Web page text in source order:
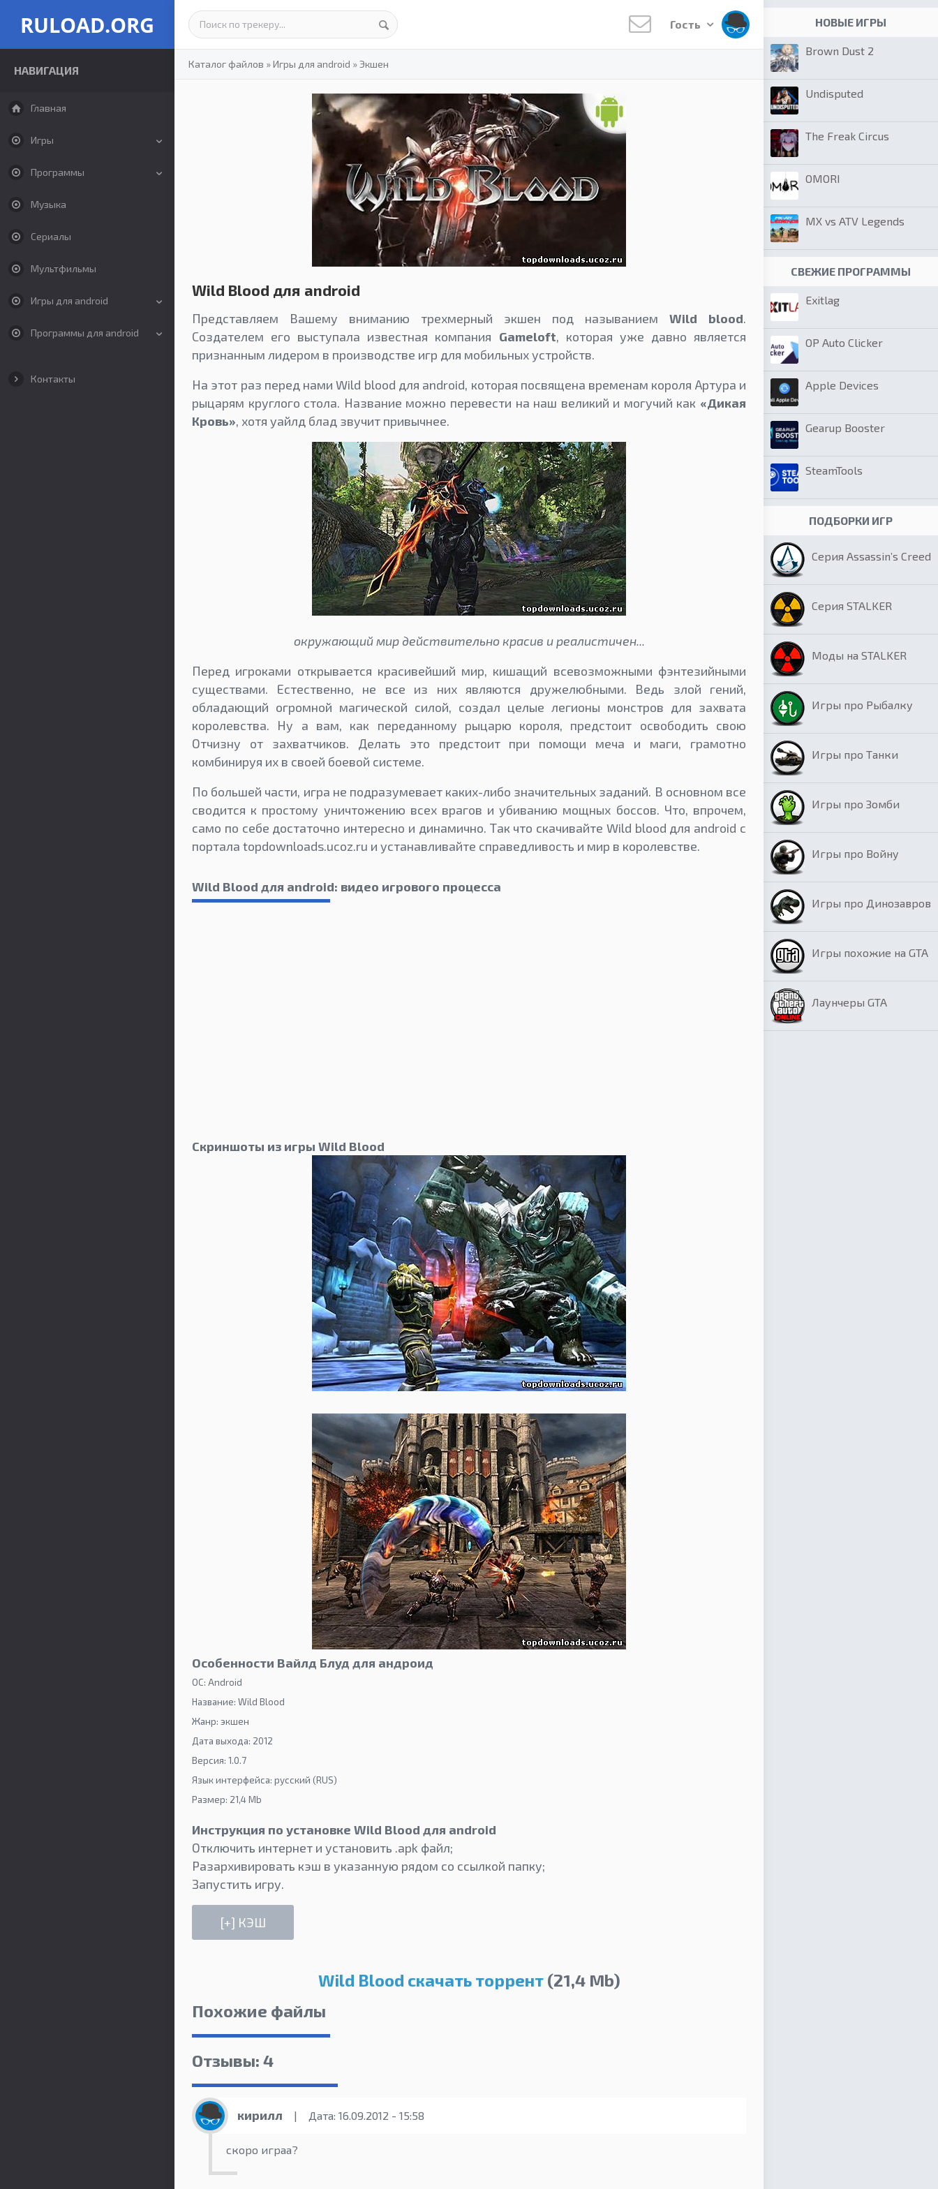
RULOAD.ORG
НАВИГАЦИЯ
Главная
Игры
Программы
Музыка
Сериалы
Мультфильмы
Игры для android
Программы для android
Контакты
Гость
Каталог файлов »Игры для android »Экшен
Wild Blood для android
Представляем Вашему вниманию трехмерный экшен под называнием Wild blood.
Создателем его выступала известная компания Gameloft, которая уже давно является
признанным лидером в производстве игр для мобильных устройств.
На этот раз перед нами Wild blood для android, которая посвящена временам короля Артура и
рыцарям круглого стола. Название можно перевести на наш великий и могучий как «Дикая
Кровь», хотя уайлд блад звучит привычнее.
окружающий мир действительно красив и реалистичен...
Перед игроками открывается красивейший мир, кишащий всевозможными фэнтезийными
существами. Естественно, не все из них являются дружелюбными. Ведь злой гений,
обладающий огромной магической силой, создал целые легионы монстров для захвата
королевства. Ну а вам, как переданному рыцарю короля, предстоит освободить свою
Отчизну от захватчиков. Делать это предстоит при помощи меча и маги, грамотно
комбинируя их в своей боевой системе.
По большей части, игра не подразумевает каких-либо значительных заданий. В основном все
сводится к простому уничтожению всех врагов и убиванию мощных боссов. Что, впрочем,
само по себе достаточно интересно и динамично. Так что скачивайте Wild blood для android с
портала topdownloads.ucoz.ru и устанавливайте справедливость и мир в королевстве.
Wild Blood для android: видео игрового процесса
Скриншоты из игры Wild Blood
Особенности Вайлд Блуд для андроид
ОС: Android
Название: Wild Blood
Жанр: экшен
Дата выхода: 2012
Версия: 1.0.7
Язык интерфейса: русский (RUS)
Размер: 21,4 Mb
Инструкция по установке Wild Blood для android
Отключить интернет и установить .apk файл;
Разархивировать кэш в указанную рядом со ссылкой папку;
Запустить игру.
Wild Blood скачать торрент(21,4 Mb)
Похожие файлы
Отзывы: 4
кирилл | Дата: 16.09.2012 - 15:58
скоро играа?
НОВЫЕ ИГРЫ
Brown Dust 2
Undisputed
The Freak Circus
OMORI
MX vs ATV Legends
СВЕЖИЕ ПРОГРАММЫ
Exitlag
OP Auto Clicker
Apple Devices
Gearup Booster
SteamTools
ПОДБОРКИ ИГР
Серия Assassin’s Creed
Серия STALKER
Моды на STALKER
Игры про Рыбалку
Игры про Танки
Игры про Зомби
Игры про Войну
Игры про Динозавров
Игры похожие на GTA
Лаунчеры GTA